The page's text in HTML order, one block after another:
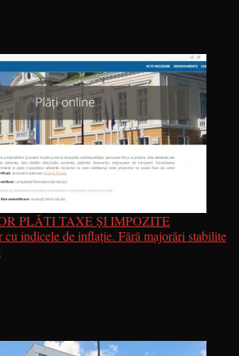
PLĂTI TAXE ȘI IMPOZITE
indicele de inflație. Fără majorări stabilite